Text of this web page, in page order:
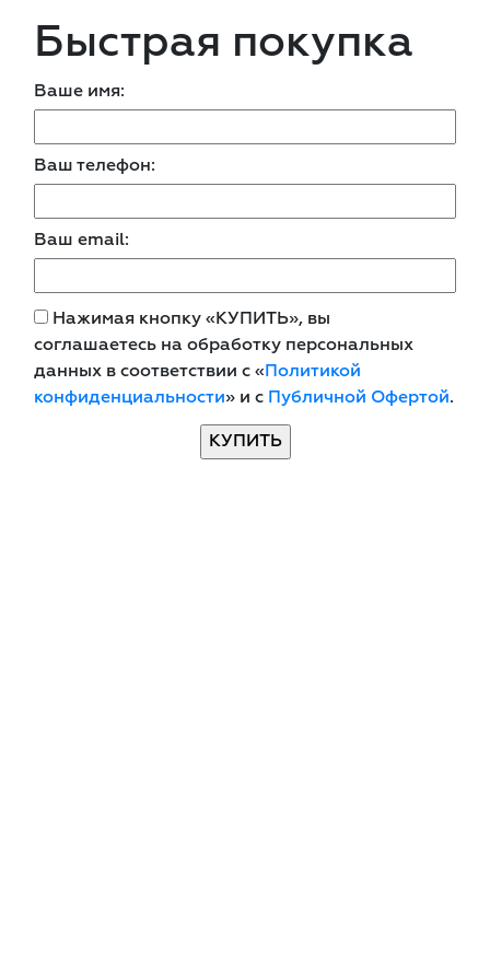
Быстрая покупка
Ваше имя:
Ваш телефон:
Ваш email:
Нажимая кнопку «КУПИТЬ», вы
соглашаетесь на обработку персональных
данных в соответствии с «Политикой
конфиденциальности» и с Публичной Офертой.